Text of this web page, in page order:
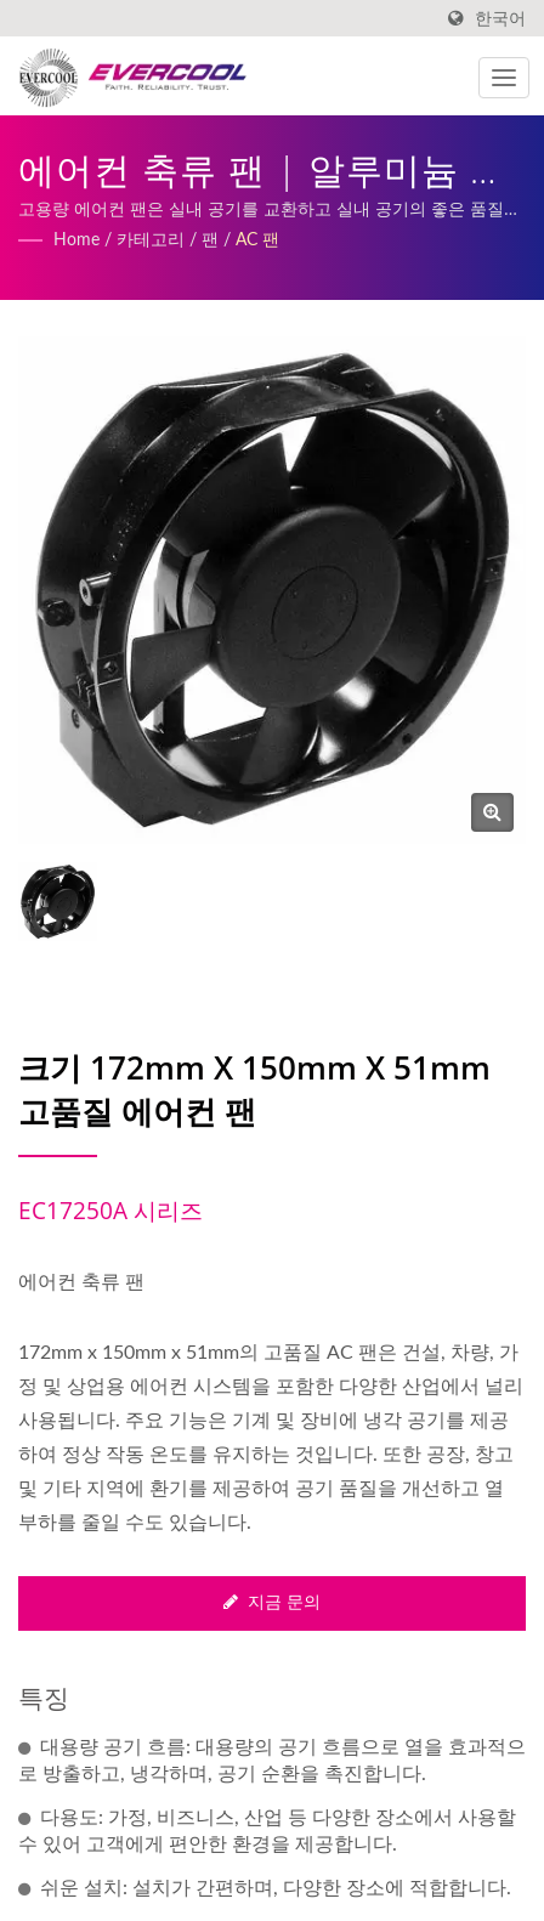
한국어
에어컨 축류 팬 | 알루미늄 압
출 쿨러 제조업체 |
고용량 에어컨 팬은 실내 공기를 교환하고 실내 공기의 좋은 품질을
유지하기 위한 환기 시스템에 적합합니다. | 저희 서비스에는 맞춤
Home / 카테고리 / 팬 / AC 팬
크기 172mm X 150mm X 51mm
고품질 에어컨 팬
EC17250A 시리즈
에어컨 축류 팬
172mm x 150mm x 51mm의 고품질 AC 팬은 건설, 차량, 가
정 및 상업용 에어컨 시스템을 포함한 다양한 산업에서 널리
사용됩니다. 주요 기능은 기계 및 장비에 냉각 공기를 제공
하여 정상 작동 온도를 유지하는 것입니다. 또한 공장, 창고
및 기타 지역에 환기를 제공하여 공기 품질을 개선하고 열
부하를 줄일 수도 있습니다.
지금 문의
특징
대용량 공기 흐름: 대용량의 공기 흐름으로 열을 효과적으
로 방출하고, 냉각하며, 공기 순환을 촉진합니다.
다용도: 가정, 비즈니스, 산업 등 다양한 장소에서 사용할
수 있어 고객에게 편안한 환경을 제공합니다.
쉬운 설치: 설치가 간편하며, 다양한 장소에 적합합니다.